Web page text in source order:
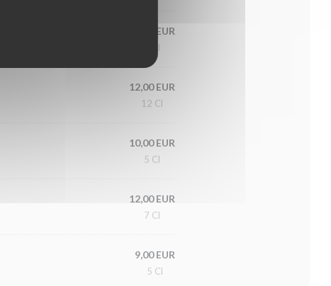
12,00 EUR
5 Cl
12,00 EUR
12 Cl
10,00 EUR
5 Cl
12,00 EUR
7 Cl
9,00 EUR
5 Cl